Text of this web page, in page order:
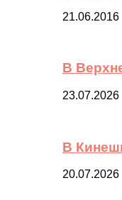
21.06.2016
В
23.07.2026
В
20.07.2026